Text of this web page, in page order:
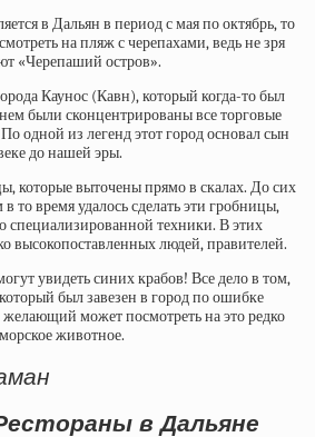
в Дальян в период с мая по октябрь, то
на пляж с черепахами, ведь не зря
«Черепаший остров».
Каунос (Кавн), который когда-то был
были сконцентрированы все торговые
одной из легенд этот город основал сын
до нашей эры.
выточены прямо в скалах. До сих
то время удалось сделать эти гробницы,
специализированной техники. В этих
высокопоставленных людей, правителей.
увидеть синих крабов! Все дело в том,
был завезен в город по ошибке
может посмотреть на это редко
животное.
в Дальяне